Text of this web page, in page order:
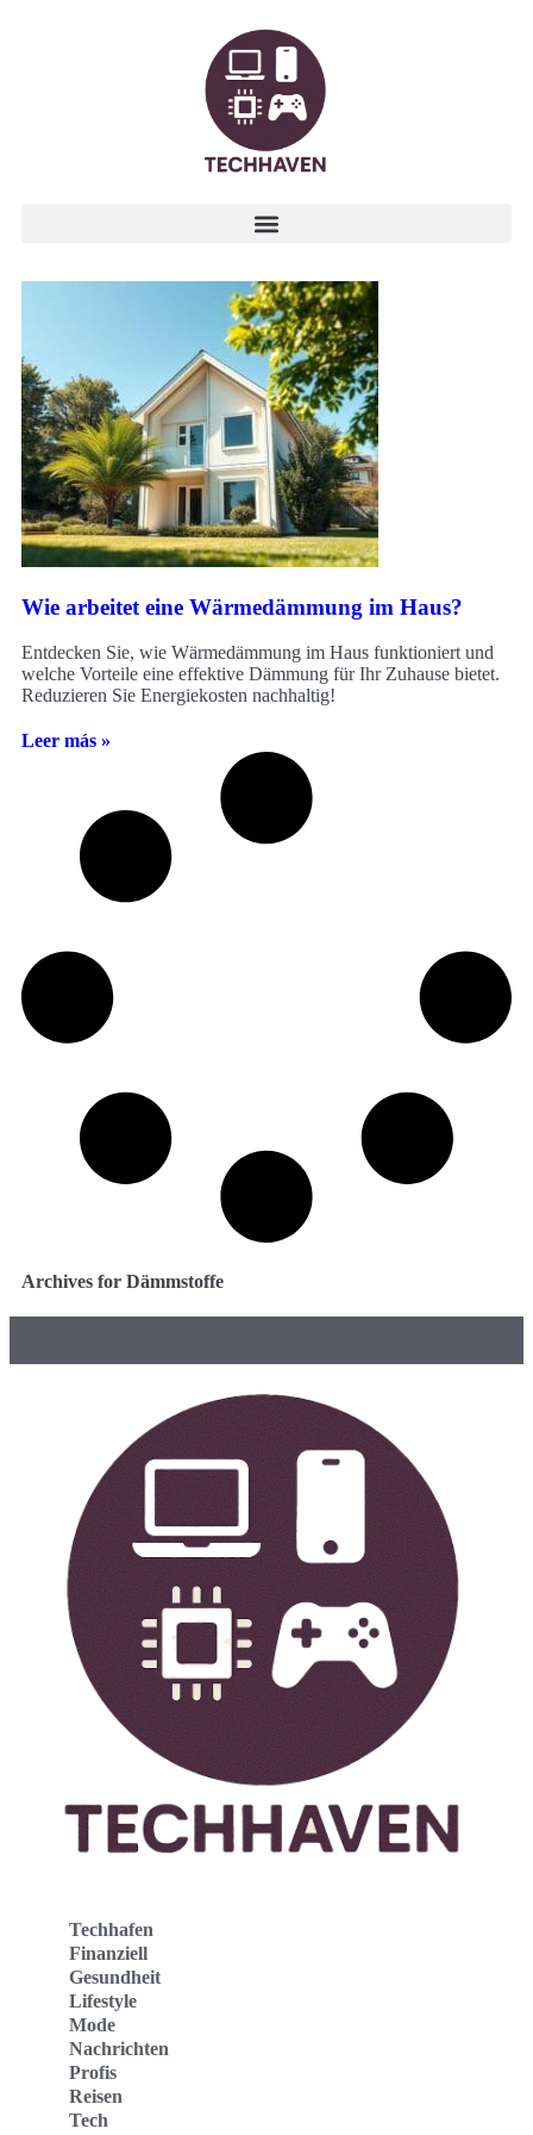
Wie arbeitet eine Wärmedämmung im Haus?
Entdecken Sie, wie Wärmedämmung im Haus funktioniert und
welche Vorteile eine effektive Dämmung für Ihr Zuhause bietet.
Reduzieren Sie Energiekosten nachhaltig!
Leer más »
Archives for Dämmstoffe
Techhafen
Finanziell
Gesundheit
Lifestyle
Mode
Nachrichten
Profis
Reisen
Tech